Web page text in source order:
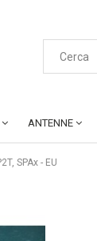
ANTENNE
SPAx - EU